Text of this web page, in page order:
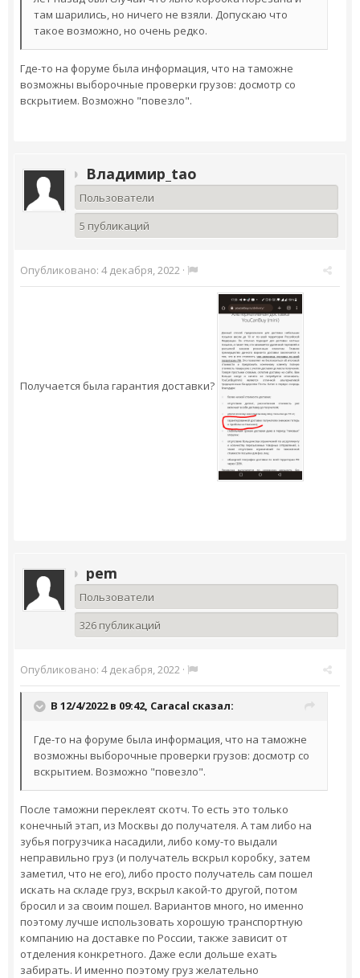
там шарились, но ничего не взяли. Допускаю что
такое возможно, но очень редко.
Где-то на форуме была информация, что на таможне
возможны выборочные проверки грузов: досмотр со
вскрытием. Возможно "повезло".
Владимир_tao
Пользователи
5 публикаций
Опубликовано: 4 декабря, 2022 ·
Получается была гарантия доставки?
pem
Пользователи
326 публикаций
Опубликовано: 4 декабря, 2022 ·
В 12/4/2022 в 09:42, Caracal сказал:
Где-то на форуме была информация, что на таможне
возможны выборочные проверки грузов: досмотр со
вскрытием. Возможно "повезло".
После таможни переклеят скотч. То есть это только
конечный этап, из Москвы до получателя. А там либо на
зубья погрузчика насадили, либо кому-то выдали
неправильно груз (и получатель вскрыл коробку, затем
заметил, что не его), либо просто получатель сам пошел
искать на складе груз, вскрыл какой-то другой, потом
бросил и за своим пошел. Вариантов много, но именно
поэтому лучше использовать хорошую транспортную
компанию на доставке по России, также зависит от
отделения конкретного. Даже если дольше ехать
забирать. И именно поэтому груз желательно